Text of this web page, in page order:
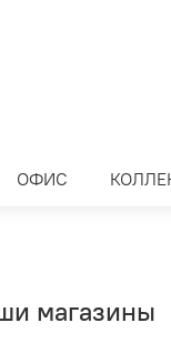
ОФИС
магазины